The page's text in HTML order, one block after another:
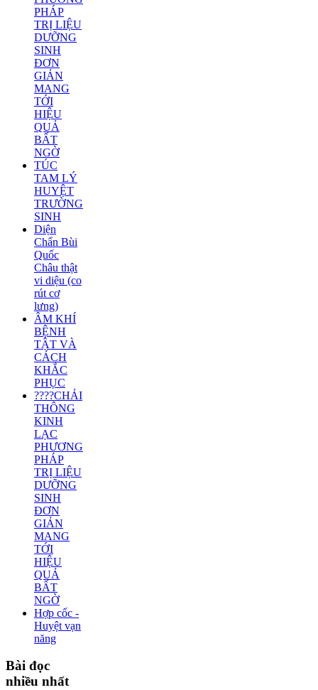
PHÁP
TRỊ LIỆU
DƯỠNG
SINH
ĐƠN
GIẢN
MANG
TỚI
HIỆU
QUẢ
BẤT
NGỜ
TÚC
TAM LÝ
HUYỆT
TRƯỜNG
SINH
Diện
Chẩn Bùi
Quốc
Châu thật
vi diệu (co
rút cơ
lưng)
ÂM KHÍ
BỆNH
TẬT VÀ
CÁCH
KHẮC
PHỤC
????CHẢI
THÔNG
KINH
LẠC
PHƯƠNG
PHÁP
TRỊ LIỆU
DƯỠNG
SINH
ĐƠN
GIẢN
MANG
TỚI
HIỆU
QUẢ
BẤT
NGỜ
Hợp cốc -
Huyệt vạn
năng
Bài đọc
nhiều nhất